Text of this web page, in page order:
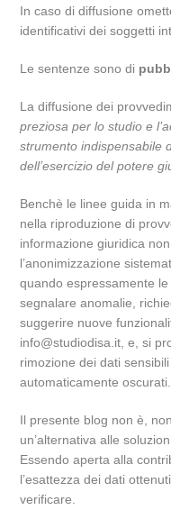
In caso di diffusione
identificativi dei soggetti
Le sentenze sono di
La diffusione dei
preziosa per lo studio e
strumento indispensabile
dell’esercizio del potere
Benchè le linee guida in
nella riproduzione di
informazione giuridica
l’anonimizzazione
quando espressamente
segnalare anomalie,
suggerire nuove
info@studiodisa.it, e, si
rimozione dei dati
automaticamente oscurati.
Il presente blog non è,
un’alternativa alle
Essendo aperta alla
l’esattezza dei dati
verificare.